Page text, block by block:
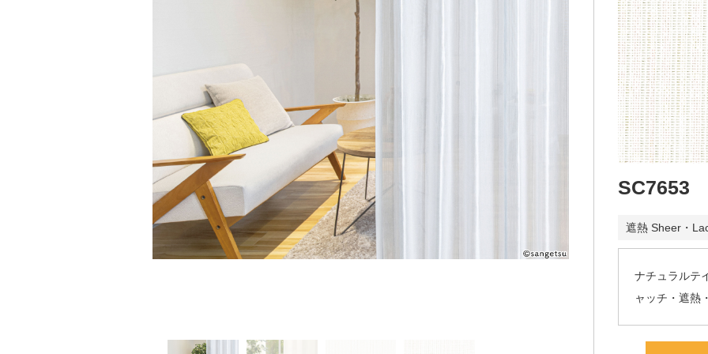
SC7653
遮熱 Sheer・
ナチュラルテ
ャッチ・遮熱